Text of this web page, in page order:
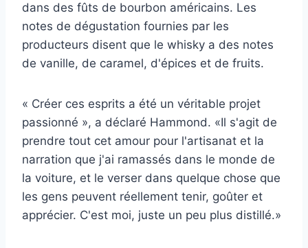
dans des fûts de bourbon américains. Les
notes de dégustation fournies par les
producteurs disent que le whisky a des notes
de vanille, de caramel, d'épices et de fruits.
« Créer ces esprits a été un véritable projet
passionné », a déclaré Hammond. «Il s'agit de
prendre tout cet amour pour l'artisanat et la
narration que j'ai ramassés dans le monde de
la voiture, et le verser dans quelque chose que
les gens peuvent réellement tenir, goûter et
apprécier. C'est moi, juste un peu plus distillé.»